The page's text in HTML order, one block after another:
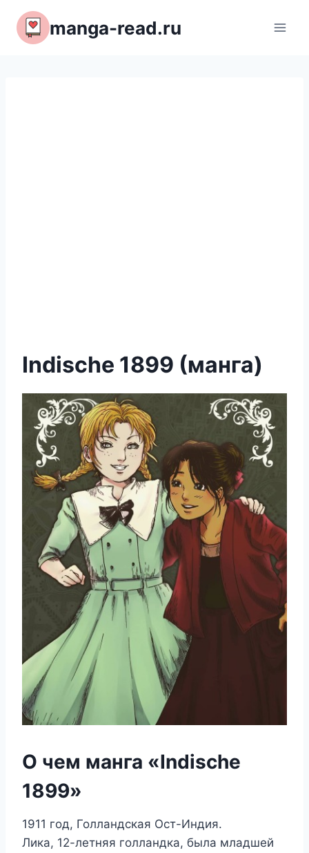
Перейти
содержимому
manga-read.ru
Indische 1899 (манга)
О чем манга «Indische
1899»
1911 год, Голландская Ост-Индия.
Лика, 12-летняя голландка, была младшей